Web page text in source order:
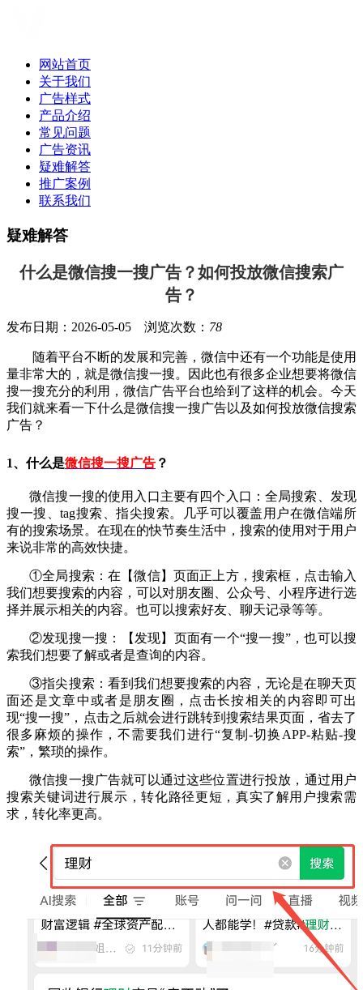
网站首页
关于我们
广告样式
产品介绍
常见问题
广告资讯
疑难解答
推广案例
联系我们
疑难解答
什么是微信搜一搜广告？如何投放微信搜索广
告？
发布日期：2026-05-05 浏览次数： 78
随着平台不断的发展和完善，微信中还有一个功能是使用
量非常大的，就是微信搜一搜。因此也有很多企业想要将微信
搜一搜充分的利用，微信广告平台也给到了这样的机会。今天
我们就来看一下什么是微信搜一搜广告以及如何投放微信搜索
广告？
1、什么是微信搜一搜广告 ？
微信搜一搜的使用入口主要有四个入口：全局搜索、发现
搜一搜、tag搜索、指尖搜索。几乎可以覆盖用户在微信端所
有的搜索场景。在现在的快节奏生活中，搜索的使用对于用户
来说非常的高效快捷。
①全局搜索：在【微信】页面正上方，搜索框，点击输入
我们想要搜索的内容，可以对朋友圈、公众号、小程序进行选
择并展示相关的内容。也可以搜索好友、聊天记录等等。
②发现搜一搜：【发现】页面有一个“搜一搜”，也可以搜
索我们想要了解或者是查询的内容。
③指尖搜索：看到我们想要搜索的内容，无论是在聊天页
面还是文章中或者是朋友圈，点击长按相关的内容即可出
现“搜一搜”，点击之后就会进行跳转到搜索结果页面，省去了
很多麻烦的操作，不需要我们进行“复制-切换APP-粘贴-搜
索”，繁琐的操作。
微信搜一搜广告就可以通过这些位置进行投放，通过用户
搜索关键词进行展示，转化路径更短，真实了解用户搜索需
求，转化率更高。